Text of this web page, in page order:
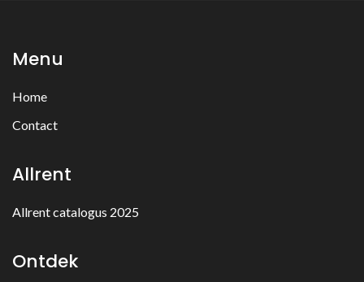
Menu
Home
Contact
Allrent
Allrent catalogus 2025
Ontdek